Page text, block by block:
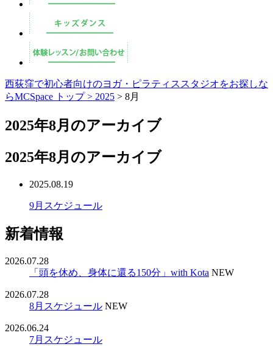
西荻窪で初心者向けのヨガ・ピラティススタジオをお探しな
らMCSpace トップ > 2025 > 8月
2025年8月のアーカイブ
2025年8月のアーカイブ
2025.08.19
9月スケジュール
新着情報
2026.07.28
「頭を休め、身体に還る150分」with Kota NEW
2026.07.28
8月スケジュール NEW
2026.06.24
7月スケジュール